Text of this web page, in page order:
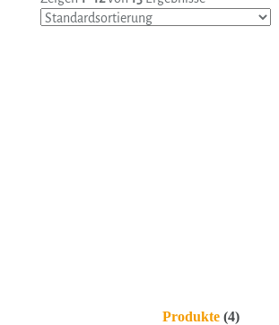
Produkte (4)